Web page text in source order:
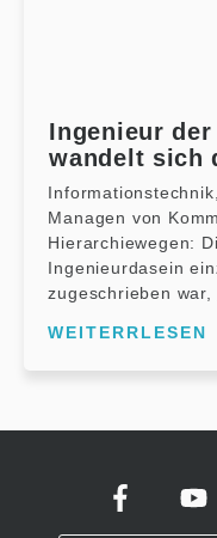
Ingenieur
wandelt sich
Managen von
Hierarchiewegen:
Ingenieurdasein
zugeschrieben war,
WEITERRLESEN